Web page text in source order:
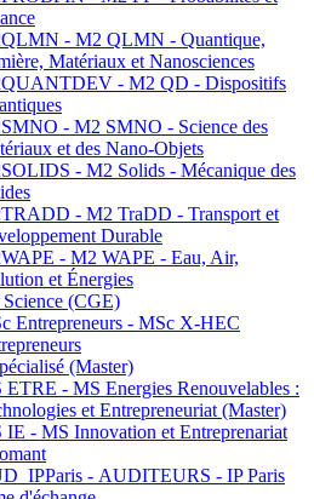
- M2 QLMN - Quantique,
Matériaux et Nanosciences
- M2 QD - Dispositifs
- M2 SMNO - Science des
et des Nano-Objets
- M2 Solids - Mécanique des
- M2 TraDD - Transport et
Durable
- M2 WAPE - Eau, Air,
et Énergies
(CGE)
Entrepreneurs - MSc X-HEC
(Master)
ETRE - MS Energies Renouvelables :
et Entrepreneuriat (Master)
IE - MS Innovation et Entreprenariat
- AUDITEURS - IP Paris